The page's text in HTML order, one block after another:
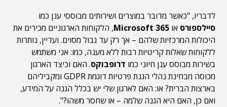
לדבריו, "כאשר מדובר במוצרים ושירותים מבוססי ענן כמו
סיילספורס או Microsoft 365, הלקוחות הארגוניים מכירים את
היכולות המרכזיות שלהם – אך רק עד גבול מסוים. ועדיין, נותרות
ללקוחות שאלות קריטיות רבות ללא מענה, כמו: אני משתמש
בשירות מבוסס ענן חיוני כמו דרופבוקס. האם וכיצד הארגון
מכוסה מבחינת נהלי הגנת פרטיות דוגמת GDPR ומקביליהם
בארצות הברית? או: האם לארגון שלי יש בכלל הגנה על המידע,
ואם כן, האם היא הגנה שלמה – או שחסר משהו?".